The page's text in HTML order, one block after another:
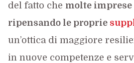
del fatto che molte imprese
ripensando le proprie
un’ottica di maggiore
in nuove competenze e